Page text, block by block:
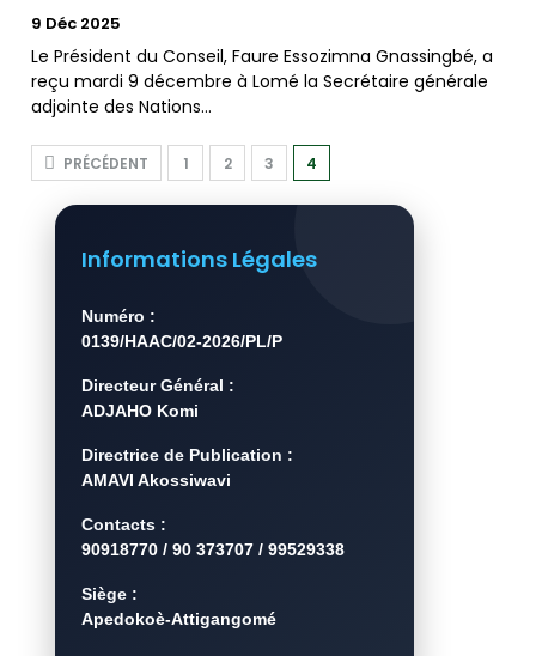
9 Déc 2025
Le Président du Conseil, Faure Essozimna Gnassingbé, a
reçu mardi 9 décembre à Lomé la Secrétaire générale
adjointe des Nations…
PRÉCÉDENT 1 2 3 4
Informations Légales
Numéro :
0139/HAAC/02-2026/PL/P
Directeur Général :
ADJAHO Komi
Directrice de Publication :
AMAVI Akossiwavi
Contacts :
90918770 / 90 373707 / 99529338
Siège :
Apedokoè-Attigangomé